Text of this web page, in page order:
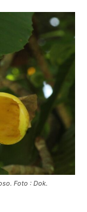
Foto : Dok.